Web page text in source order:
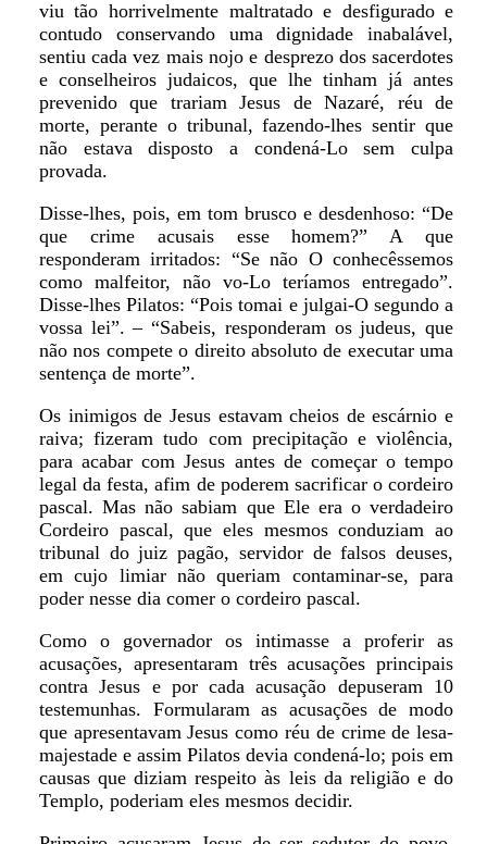
viu tão horrivelmente maltratado e desfigurado e
contudo conservando uma dignidade inabalável,
sentiu cada vez mais nojo e desprezo dos sacerdotes
e conselheiros judaicos, que lhe tinham já antes
prevenido que trariam Jesus de Nazaré, réu de
morte, perante o tribunal, fazendo-lhes sentir que
não estava disposto a condená-Lo sem culpa
provada.
Disse-lhes, pois, em tom brusco e desdenhoso: “De
que crime acusais esse homem?” A que
responderam irritados: “Se não O conhecêssemos
como malfeitor, não vo-Lo teríamos entregado”.
Disse-lhes Pilatos: “Pois tomai e julgai-O segundo a
vossa lei”. – “Sabeis, responderam os judeus, que
não nos compete o direito absoluto de executar uma
sentença de morte”.
Os inimigos de Jesus estavam cheios de escárnio e
raiva; fizeram tudo com precipitação e violência,
para acabar com Jesus antes de começar o tempo
legal da festa, afim de poderem sacrificar o cordeiro
pascal. Mas não sabiam que Ele era o verdadeiro
Cordeiro pascal, que eles mesmos conduziam ao
tribunal do juiz pagão, servidor de falsos deuses,
em cujo limiar não queriam contaminar-se, para
poder nesse dia comer o cordeiro pascal.
Como o governador os intimasse a proferir as
acusações, apresentaram três acusações principais
contra Jesus e por cada acusação depuseram 10
testemunhas. Formularam as acusações de modo
que apresentavam Jesus como réu de crime de lesa-
majestade e assim Pilatos devia condená-lo; pois em
causas que diziam respeito às leis da religião e do
Templo, poderiam eles mesmos decidir.